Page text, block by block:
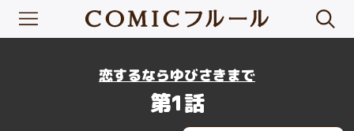
恋するならゆびさきまで
第1話